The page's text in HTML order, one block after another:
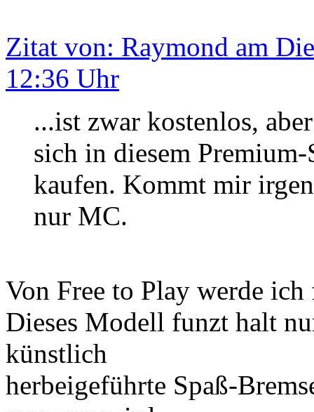
Zitat von: Raymond am
12:36 Uhr
...ist zwar kostenlos,
sich in diesem
kaufen. Kommt mir
nur MC.
Von Free to Play werde
Dieses Modell funzt halt
künstlich
herbeigeführte Spaß-